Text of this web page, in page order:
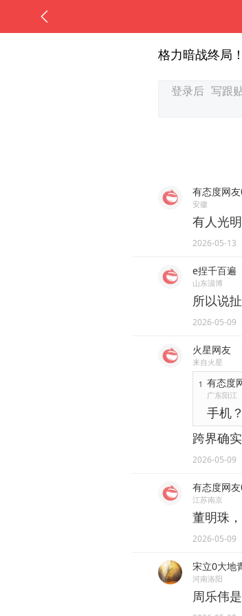
格力暗战终局
有态度网
安徽
有人光
2026-05-13
e捏千百遍
山东淄博
所以说
2026-05-09
火星网友
来自火星
1 有态度
广东阳江
手机
跨界确
2026-05-09
有态度网
江苏南京
董明珠
2026-05-09
宋立0大地
河南洛阳
周乐伟